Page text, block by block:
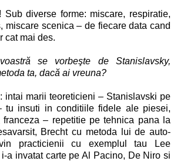
Sub diverse forme: miscare, respiratie,
miscare scenica – de fiecare data cand
cat mai des.
se vorbeşte de Stanislavsky,
ta, dacă ai vreuna?
intai marii teoreticieni – Stanislavski pe
tu insuti in conditiile fidele ale piesei,
franceza – repetitie pe tehnica pana la
Brecht cu metoda lui de auto-
practicienii cu exemplul tau Lee
a invatat carte pe Al Pacino, De Niro si